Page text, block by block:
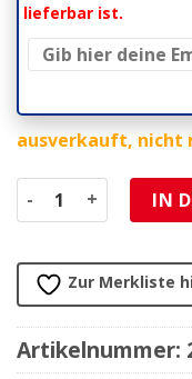
lieferbar ist.
ausverkauft, nicht
LED- GlassockelIN
Zur Merkliste
Artikelnummer: